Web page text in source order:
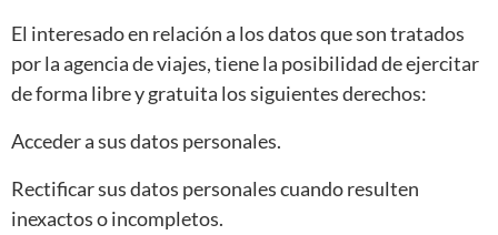
El interesado en relación a los datos que son tratados
por la agencia de viajes, tiene la posibilidad de ejercitar
de forma libre y gratuita los siguientes derechos:
Acceder a sus datos personales.
Rectificar sus datos personales cuando resulten
inexactos o incompletos.